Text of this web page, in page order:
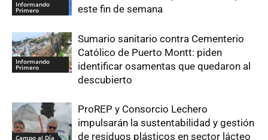
Informando
Primero
este fin de semana
Informando
Primero
Sumario sanitario contra Cementerio
Católico de Puerto Montt: piden
identificar osamentas que quedaron al
descubierto
Campo al Día
ProREP y Consorcio Lechero
impulsarán la sustentabilidad y gestión
de residuos plásticos en sector lácteo